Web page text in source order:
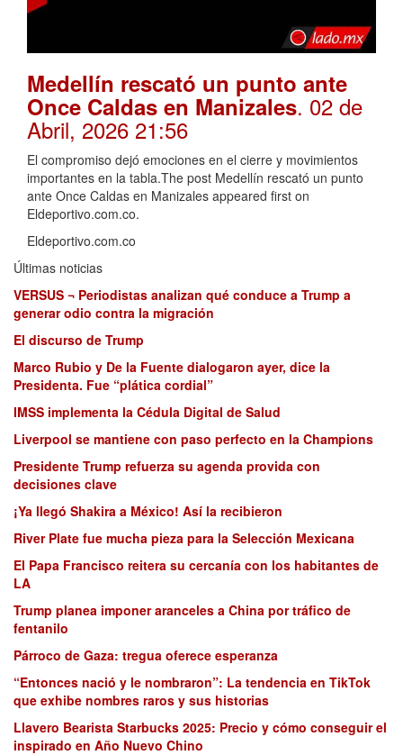
Medellín rescató un punto ante
Once Caldas en Manizales. 02 de
Abril, 2026 21:56
El compromiso dejó emociones en el cierre y movimientos
importantes en la tabla.The post Medellín rescató un punto
ante Once Caldas en Manizales appeared first on
Eldeportivo.com.co.
Eldeportivo.com.co
Últimas noticias
VERSUS ¬ Periodistas analizan qué conduce a Trump a
generar odio contra la migración
El discurso de Trump
Marco Rubio y De la Fuente dialogaron ayer, dice la
Presidenta. Fue “plática cordial”
IMSS implementa la Cédula Digital de Salud
Liverpool se mantiene con paso perfecto en la Champions
Presidente Trump refuerza su agenda provida con
decisiones clave
¡Ya llegó Shakira a México! Así la recibieron
River Plate fue mucha pieza para la Selección Mexicana
El Papa Francisco reitera su cercanía con los habitantes de
LA
Trump planea imponer aranceles a China por tráfico de
fentanilo
Párroco de Gaza: tregua oferece esperanza
“Entonces nació y le nombraron”: La tendencia en TikTok
que exhibe nombres raros y sus historias
Llavero Bearista Starbucks 2025: Precio y cómo conseguir el
inspirado en Año Nuevo Chino